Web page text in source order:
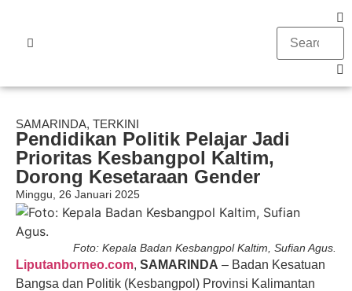
SAMARINDA, TERKINI
Pendidikan Politik Pelajar Jadi
Prioritas Kesbangpol Kaltim,
Dorong Kesetaraan Gender
Minggu, 26 Januari 2025
Foto: Kepala Badan Kesbangpol Kaltim, Sufian Agus.
Liputanborneo.com, SAMARINDA – Badan Kesatuan
Bangsa dan Politik (Kesbangpol) Provinsi Kalimantan